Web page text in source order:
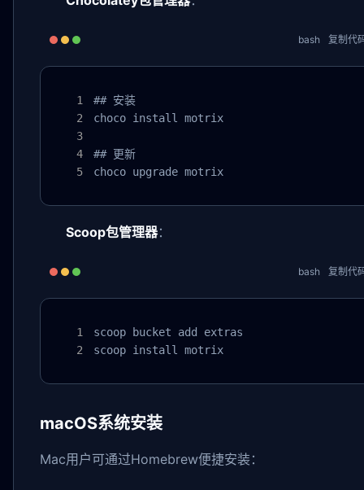
bash 复制代
## 安装
choco install motrix
## 更新
choco upgrade motrix
Scoop包管理器：
bash 复制代
scoop bucket add extras
scoop install motrix
macOS系统安装
Mac用户可通过Homebrew便捷安装：